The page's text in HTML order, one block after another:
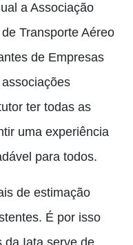
a Associação
Transporte Aéreo
de Empresas
ter todas as
uma experiência
para todos.
de estimação
É por isso
da Iata serve de